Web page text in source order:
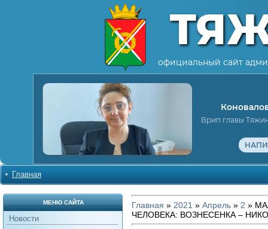
официальный сайт
Врип главы
Главная
МЕНЮ САЙТА
Новости
Главная » 2021 » Апрель » 2 »
ЧЕЛОВЕКА: ВОЗНЕСЕНКА –